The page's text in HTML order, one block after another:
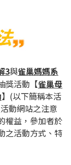
3與雀巢媽媽系
獎活動【雀巢母
】(以下簡稱本活
動網站之注意
權益，參加者於
之活動方式、特